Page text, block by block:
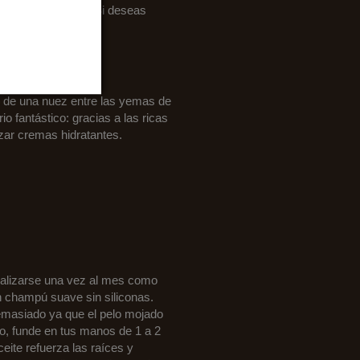
de suavidad. Si deseas
una nuez entre las yemas de
fantástico: gracias a las ricas
cremas hidratantes.
una vez al mes como
champú suave sin siliconas.
ya que el pelo mojado
funde en tus manos de 1 a 2
refuerza las raíces y